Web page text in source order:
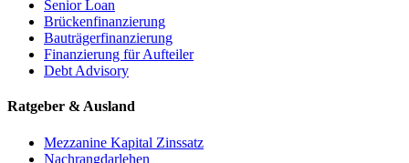
Senior Loan
Brückenfinanzierung
Bauträgerfinanzierung
Finanzierung für Aufteiler
Debt Advisory
Ratgeber & Ausland
Mezzanine Kapital Zinssatz
Nachrangdarlehen